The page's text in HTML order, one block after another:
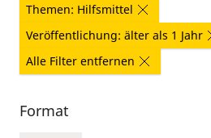
Themen: Hilfsmittel
Veröffentlichung: älter als 1 Jahr
Alle Filter entfernen
Format